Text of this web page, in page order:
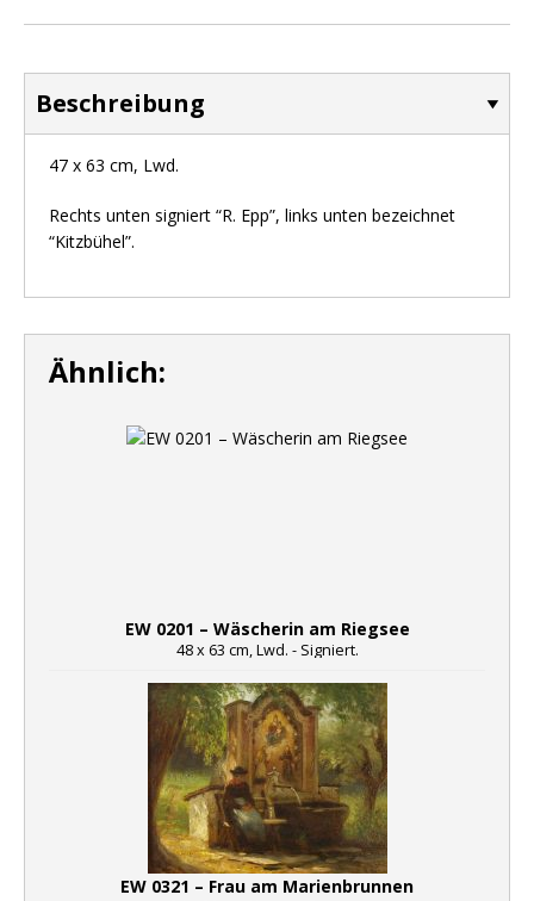
Beschreibung
47 x 63 cm, Lwd.
Rechts unten signiert “R. Epp”, links unten bezeichnet
“Kitzbühel”.
Ähnlich:
EW 0201 – Wäscherin am Riegsee
48 x 63 cm, Lwd. - Signiert.
EW 0321 – Frau am Marienbrunnen